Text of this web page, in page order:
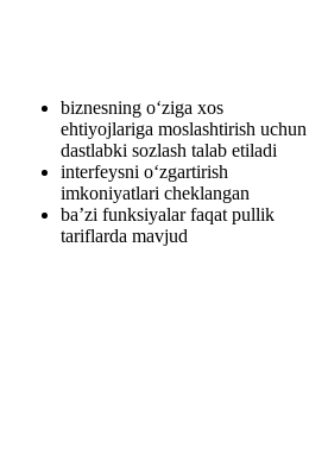
biznesning o‘ziga xos
ehtiyojlariga moslashtirish uchun
dastlabki sozlash talab etiladi
interfeysni o‘zgartirish
imkoniyatlari cheklangan
ba’zi funksiyalar faqat pullik
tariflarda mavjud